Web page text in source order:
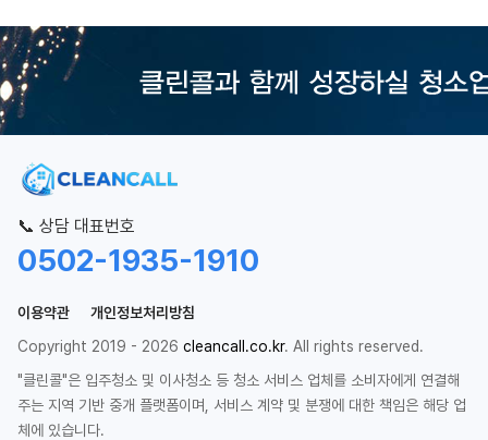
📞 상담 대표번호
0502-1935-1910
이용약관
개인정보처리방침
Copyright 2019 - 2026 cleancall.co.kr. All rights reserved.
"클린콜"은 입주청소 및 이사청소 등 청소 서비스 업체를 소비자에게 연결해
주는 지역 기반 중개 플랫폼이며, 서비스 계약 및 분쟁에 대한 책임은 해당 업
체에 있습니다.